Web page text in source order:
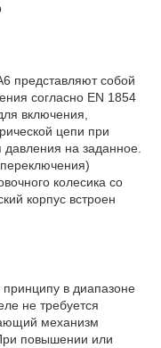
представляют собой
согласно EN 1854
включения,
цепи при
давления на заданное.
колесика со
корпус встроен
в диапазоне
не требуется
механизм
повышении или